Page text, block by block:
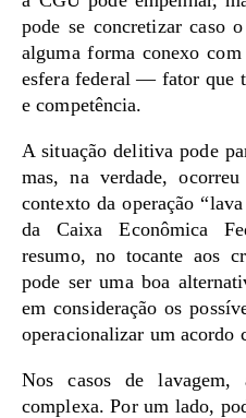
pode se concretizar caso
alguma forma conexo
esfera federal — fator que
e competência.
A situação delitiva pode
mas, na verdade,
contexto da operação
da Caixa Econômica
resumo, no tocante aos
pode ser uma boa
em consideração os
operacionalizar um acordo
Nos casos de
complexa. Por um lado,